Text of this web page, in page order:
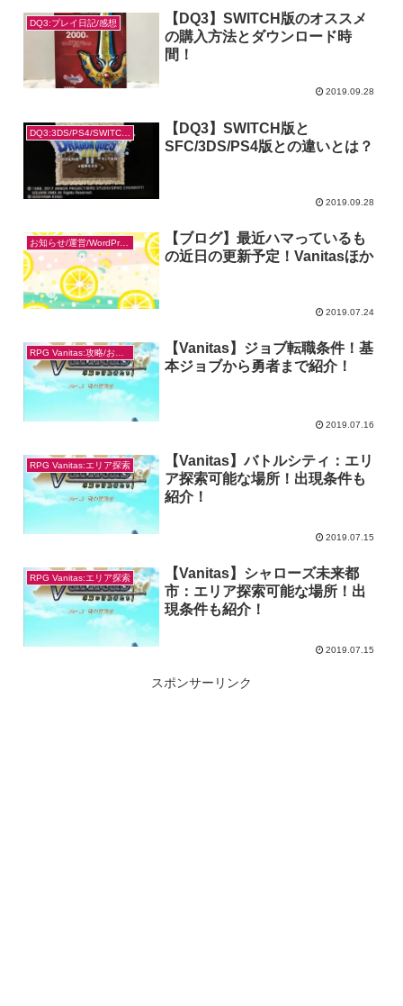
DQ3:プレイ日記/感想
【DQ3】SWITCH版のオススメ
の購入方法とダウンロード時
間！
2019.09.28
【DQ3】SWITCH版と
SFC/3DS/PS4版との違いとは？
2019.09.28
お知らせ/運営/WordPress
【ブログ】最近ハマっているも
の近日の更新予定！Vanitasほか
2019.07.24
【Vanitas】ジョブ転職条件！基
本ジョブから勇者まで紹介！
2019.07.16
RPG Vanitas:エリア探索
【Vanitas】バトルシティ：エリ
ア探索可能な場所！出現条件も
紹介！
2019.07.15
RPG Vanitas:エリア探索
【Vanitas】シャローズ未来都
市：エリア探索可能な場所！出
現条件も紹介！
2019.07.15
スポンサーリンク